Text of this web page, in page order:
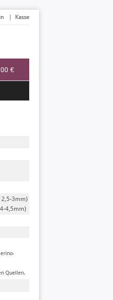
€
Kasse
2,5-3mm)
4,5mm)
Quellen.